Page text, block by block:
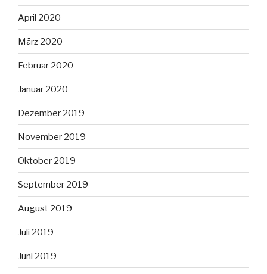
April 2020
März 2020
Februar 2020
Januar 2020
Dezember 2019
November 2019
Oktober 2019
September 2019
August 2019
Juli 2019
Juni 2019